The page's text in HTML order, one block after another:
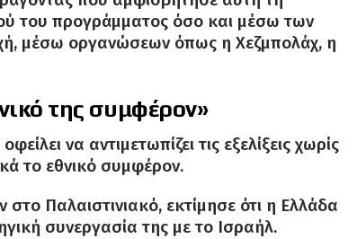
του προγράμματος όσο και μέσω των
μέσω οργανώσεων όπως η Χεζμπολάχ, η
της συμφέρον»
να αντιμετωπίζει τις εξελίξεις χωρίς
το εθνικό συμφέρον.
Παλαιστινιακό, εκτίμησε ότι η Ελλάδα
συνεργασία της με το Ισραήλ.